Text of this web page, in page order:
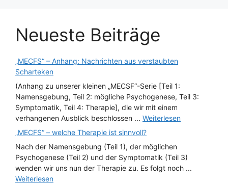
Neueste Beiträge
„MECFS“ – Anhang: Nachrichten aus verstaubten
Scharteken
(Anhang zu unserer kleinen „MECSF“-Serie [Teil 1:
Namensgebung, Teil 2: mögliche Psychogenese, Teil 3:
Symptomatik, Teil 4: Therapie], die wir mit einem
verhangenen Ausblick beschlossen ... Weiterlesen
„MECFS“ – welche Therapie ist sinnvoll?
Nach der Namensgebung (Teil 1), der möglichen
Psychogenese (Teil 2) und der Symptomatik (Teil 3)
wenden wir uns nun der Therapie zu. Es folgt noch ...
Weiterlesen